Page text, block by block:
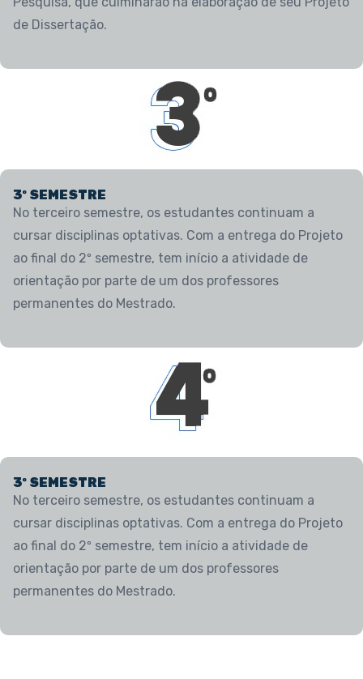
de Dissertação.
3º SEMESTRE
No terceiro semestre, os estudantes continuam a
cursar disciplinas optativas. Com a entrega do Projeto
ao final do 2º semestre, tem início a atividade de
orientação por parte de um dos professores
permanentes do Mestrado.
3º SEMESTRE
No terceiro semestre, os estudantes continuam a
cursar disciplinas optativas. Com a entrega do Projeto
ao final do 2º semestre, tem início a atividade de
orientação por parte de um dos professores
permanentes do Mestrado.